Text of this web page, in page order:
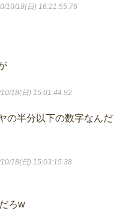
10/18(日) 16:21:55.76
10/18(日) 15:01:44.92
の半分以下の数字なんだ
10/18(日) 15:03:15.38
ろw